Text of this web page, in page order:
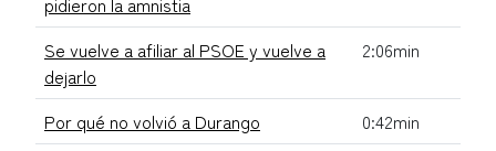
Se vuelve a afiliar al PSOE y vuelve a
dejarlo
2:06min
Por qué no volvió a Durango
0:42min